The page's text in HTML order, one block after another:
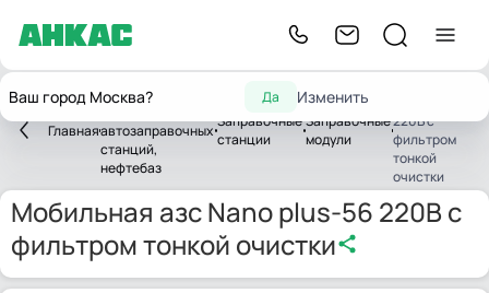
Ваш город Москва? Да Изменить
Главная
Оборудование
автозаправочных
станций,
нефтебаз
Заправочные
станции
Заправочные
модули
Мобильная азс
220В с
фильтром
тонкой
очистки
Мобильная азс Nano plus-56 220В с
фильтром тонкой очистки